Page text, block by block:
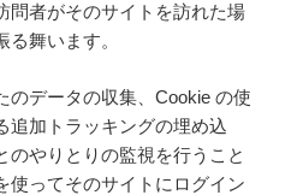
問者がそのサイトを訪れた場
舞います。
のデータの収集、Cookie の使
追加トラッキングの埋め込
のやりとりの監視を行うこと
使ってそのサイトにログイン